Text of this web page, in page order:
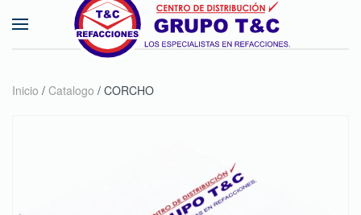
Skip to main content
Inicio / Catalogo / CORCHO